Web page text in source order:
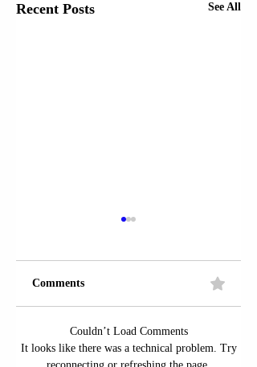
Recent Posts See All
AEROPORTI
“ADEM JASHARI”;
PRISHTINË |
Comments
Couldn’t Load Comments
It looks like there was a technical problem. Try